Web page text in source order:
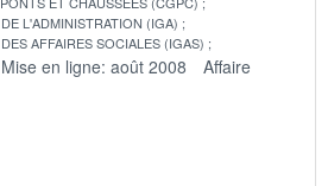
L'ADMINISTRATION (IGA)
AFFAIRES SOCIALES (IGAS)
Mise en ligne: août 2008
Affaire